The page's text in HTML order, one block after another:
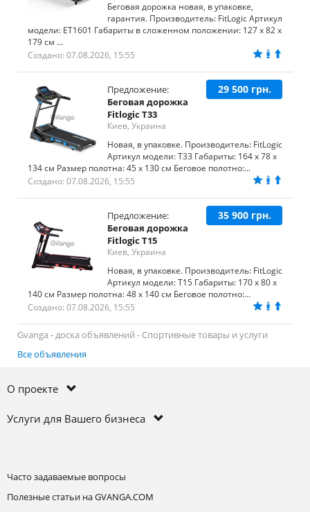
Беговая дорожка новая, в упаковке,
гарантия. Производитель: FitLogic Артикул
модели: ET1601 Габариты в сложенном положении: 127 х 82 х
179 см ...
Создано: 07.08.2026, 15:55
29 500 грн.
Предложение:
Беговая дорожка
Fitlogic T33
Киев, Украина
Новая, в упаковке. Производитель: FitLogic
Артикул модели: T33 Габариты: 164 х 78 х
134 см Размер полотна: 45 х 130 см Беговое полотно:...
Создано: 07.08.2026, 15:55
35 900 грн.
Предложение:
Беговая дорожка
Fitlogic T15
Киев, Украина
Новая, в упаковке. Производитель: FitLogic
Артикул модели: T15 Габариты: 170 х 80 х
140 см Размер полотна: 48 х 140 см Беговое полотно:...
Создано: 07.08.2026, 15:55
Gvanga - доска объявлений - Спортивные товары и услуги
Все объявления
О проекте
Услуги для Вашего бизнеса
Часто задаваемые вопросы
Полезные статьи на GVANGA.COM